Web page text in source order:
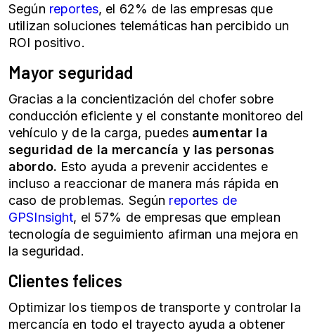
Según reportes, el 62% de las empresas que
utilizan soluciones telemáticas han percibido un
ROI positivo.
Mayor seguridad
Gracias a la concientización del chofer sobre
conducción eficiente y el constante monitoreo del
vehículo y de la carga, puedes aumentar la
seguridad de la mercancía y las personas
abordo. Esto ayuda a prevenir accidentes e
incluso a reaccionar de manera más rápida en
caso de problemas. Según reportes de
GPSInsight, el 57% de empresas que emplean
tecnología de seguimiento afirman una mejora en
la seguridad.
Clientes felices
Optimizar los tiempos de transporte y controlar la
mercancía en todo el trayecto ayuda a obtener